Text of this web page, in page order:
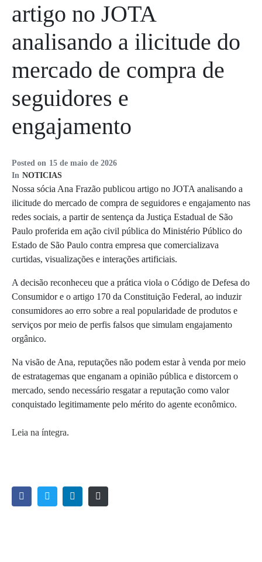
Posted on 15 de maio de 2026
In NOTICIAS
artigo no JOTA
analisando a ilicitude do
mercado de compra de
seguidores e
engajamento
Nossa sócia Ana Frazão publicou artigo no JOTA analisando a
ilicitude do mercado de compra de seguidores e engajamento nas
redes sociais, a partir de sentença da Justiça Estadual de São
Paulo proferida em ação civil pública do Ministério Público do
Estado de São Paulo contra empresa que comercializava
curtidas, visualizações e interações artificiais.
A decisão reconheceu que a prática viola o Código de Defesa do
Consumidor e o artigo 170 da Constituição Federal, ao induzir
consumidores ao erro sobre a real popularidade de produtos e
serviços por meio de perfis falsos que simulam engajamento
orgânico.
Na visão de Ana, reputações não podem estar à venda por meio
de estratagemas que enganam a opinião pública e distorcem o
mercado, sendo necessário resgatar a reputação como valor
conquistado legitimamente pelo mérito do agente econômico.
Leia na íntegra.